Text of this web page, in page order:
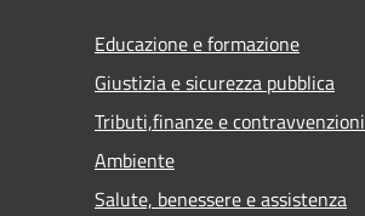
Educazione e formazione
Giustizia e sicurezza pubblica
Tributi,finanze e contravvenzioni
Ambiente
Salute, benessere e assistenza